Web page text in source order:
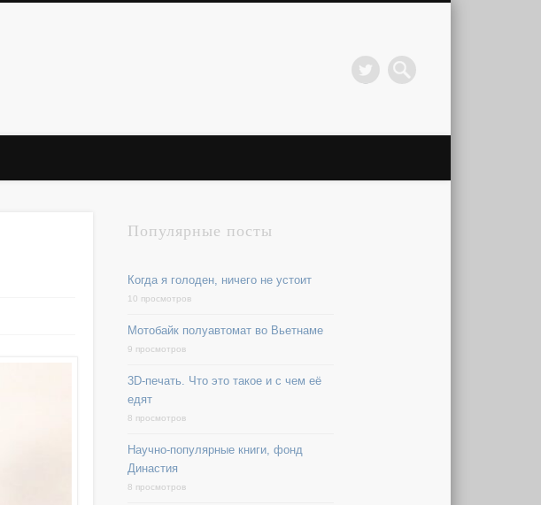
Популярные посты
Когда я голоден, ничего не устоит
10 просмотров
Мотобайк полуавтомат во Вьетнаме
9 просмотров
3D-печать. Что это такое и с чем её
едят
8 просмотров
Научно-популярные книги, фонд
Династия
8 просмотров